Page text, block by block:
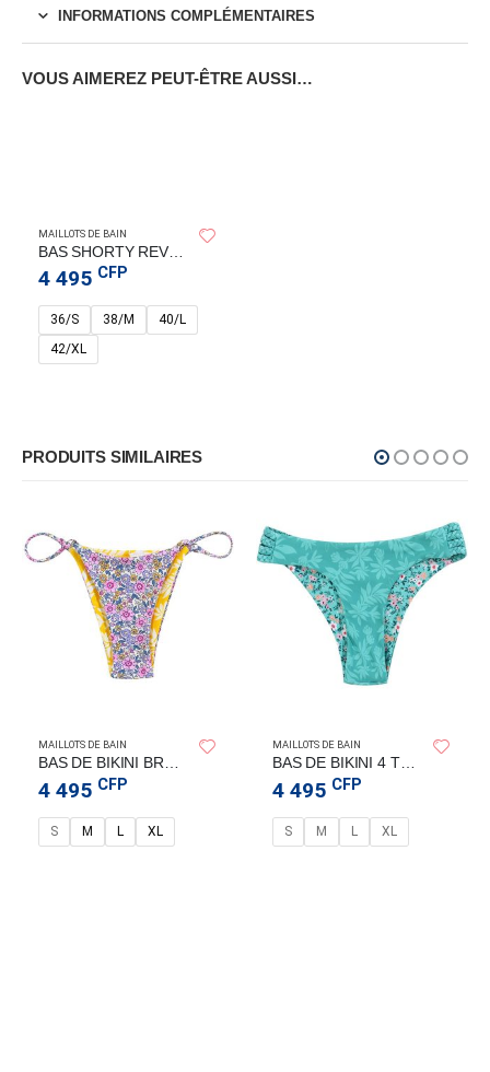
INFORMATIONS COMPLÉMENTAIRES
VOUS AIMEREZ PEUT-ÊTRE AUSSI…
MAILLOTS DE BAIN
4 495 CFP
36/S 38/M
40/L
42/XL
PRODUITS SIMILAIRES
MAILLOTS DE BAIN
4 495 CFP
S M L XL
MAILLOTS DE BAIN
BAS DE BIKINI 4 TRESSES VERT – FLYING CLOUD
4 495 CFP
S M L XL